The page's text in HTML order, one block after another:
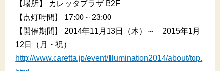
【場所】 カレッタプラザ B2F
【点灯時間】 17:00～23:00
【開催期間】 2014年11月13日（木）～ 2015年1月
12日（月・祝）
http://www.caretta.jp/event/Illumination2014/about/top.